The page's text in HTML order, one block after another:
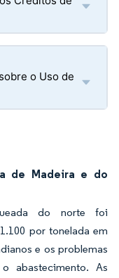
o Uso de
de Madeira e do
do norte foi
por tonelada em
e os problemas
abastecimento. As